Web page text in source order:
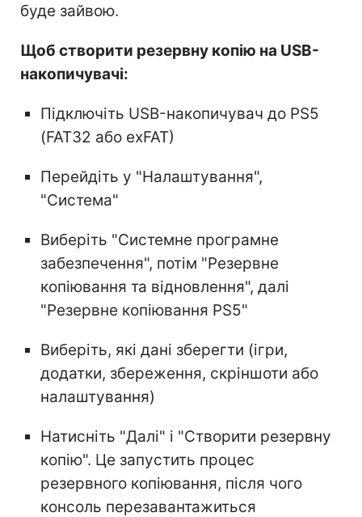
буде зайвою.
Щоб створити резервну копію на USB-
накопичувачі:
Підключіть USB-накопичувач до PS5
(FAT32 або exFAT)
Перейдіть у "Налаштування",
"Система"
Виберіть "Системне програмне
забезпечення", потім "Резервне
копіювання та відновлення", далі
"Резервне копіювання PS5"
Виберіть, які дані зберегти (ігри,
додатки, збереження, скріншоти або
налаштування)
Натисніть "Далі" і "Створити резервну
копію". Це запустить процес
резервного копіювання, після чого
консоль перезавантажиться